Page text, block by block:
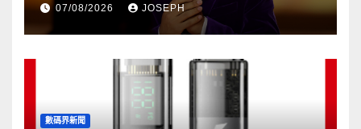
07/08/2026 JOSEPH
數碼界新聞